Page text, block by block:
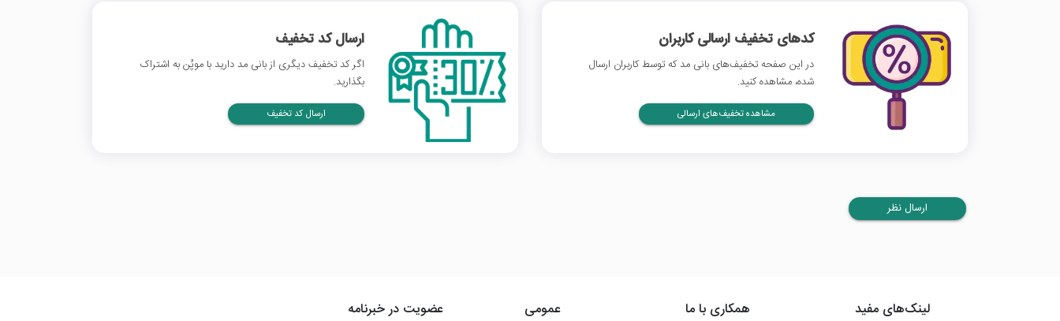
کدهای تخفیف ارسالی کاربران
در این صفحه تخفیف‌های بانی مد که توسط کاربران ارسال
شده، مشاهده کنید.
مشاهده تخفیف‌های ارسالی
ارسال کد تخفیف
اگر کد تخفیف دیگری از بانی مد دارید با موپُن به اشتراک
بگذارید.
ارسال کد تخفیف
ارسال نظر
عضویت در خبرنامه
لینک‌های مفید
همکاری با ما
عمومی